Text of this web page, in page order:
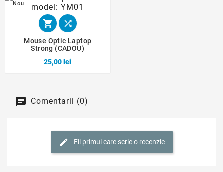
Nou
 
Mouse Optic Laptop
Strong (CADOU)
25,00 lei
Comentarii (0)
Fii primul care scrie o recenzie